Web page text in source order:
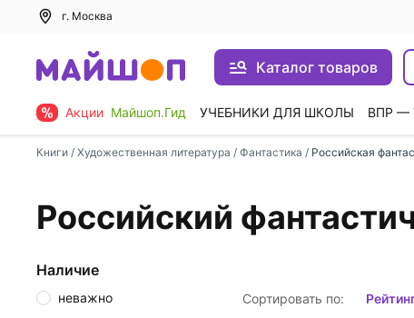
г. Москва
Каталог товаров
Акции Майшоп.Гид УЧЕБНИКИ ДЛЯ ШКОЛЫ ВПР —
Книги / Художественная литература / Фантастика / Российская
Российский
Сортировать по:
Наличие
неважно